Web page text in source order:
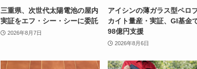
三重県、次世代太陽電池の屋内
実証をエフ・シー・シーに委託
2026年8月7日
アイシンの薄ガラス型ペロ
カイト量産・実証、GI基金
98億円支援
2026年8月6日